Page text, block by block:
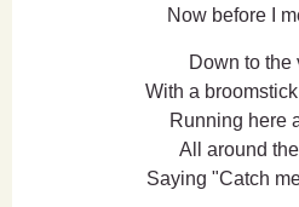
Now before I
Down to the
With a
Running here
All around
Saying "Catch